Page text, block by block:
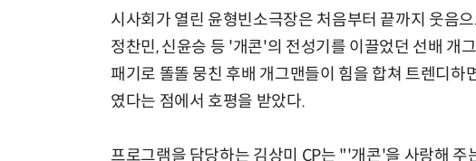
시사회가 열린 윤형빈소극장은 처음부터 끝까지 웃음
정찬민, 신윤승 등 '개콘'의 전성기를 이끌었던 선배 개
패기로 똘똘 뭉친 후배 개그맨들이 힘을 합쳐 트렌디
였다는 점에서 호평을 받았다.
프로그램을 담당하는 김상미 CP는 "'개콘'을 사랑해